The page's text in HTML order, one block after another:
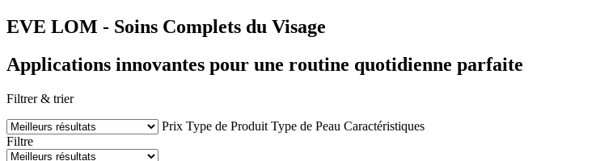
EVE LOM - Soins Complets du Visage
Applications innovantes pour une routine quotidienne parfaite
Filtrer & trier
Prix Type de Produit Type de Peau Caractéristiques
Filtre